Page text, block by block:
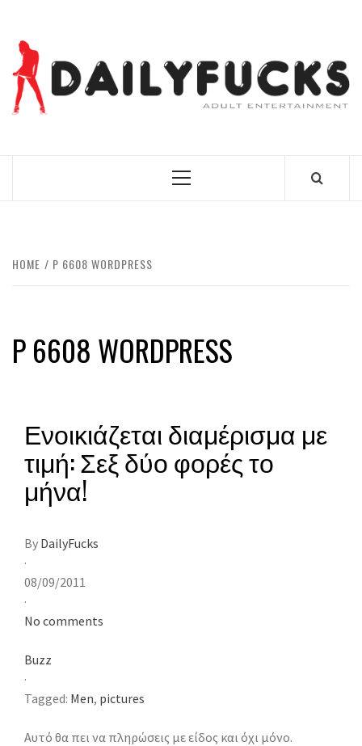
content
Primary
HOME P 6608 WORDPRESS
P 6608 WORDPRESS
Ενοικιάζεται διαμέρισμα με
τιμή: Σεξ δύο φορές το
μήνα!
By DailyFucks
·
08/09/2011
·
No comments
Buzz
·
Tagged: Men, pictures
Αυτό θα πει να πληρώσεις με είδος και όχι μόνο.